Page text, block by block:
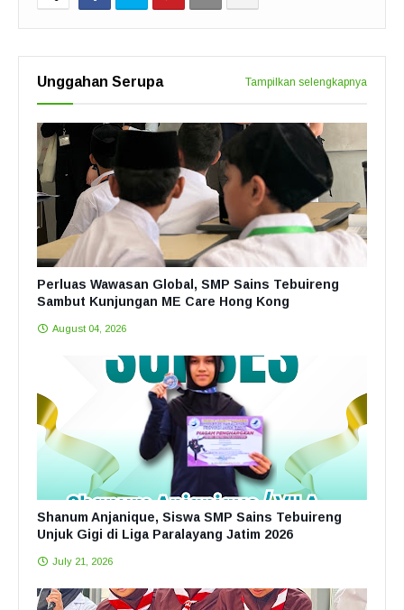
Unggahan Serupa Tampilkan selengkapnya
Perluas Wawasan Global, SMP Sains Tebuireng
Sambut Kunjungan ME Care Hong Kong
August 04, 2026
Shanum Anjanique, Siswa SMP Sains Tebuireng
Unjuk Gigi di Liga Paralayang Jatim 2026
July 21, 2026